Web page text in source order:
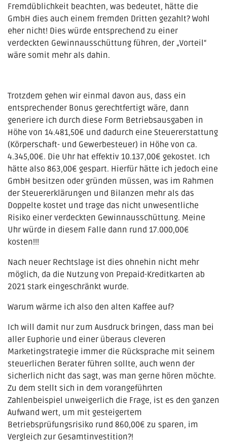
Fremdüblichkeit beachten, was bedeutet, hätte die
GmbH dies auch einem fremden Dritten gezahlt? Wohl
eher nicht! Dies würde entsprechend zu einer
verdeckten Gewinnausschüttung führen, der „Vorteil“
wäre somit mehr als dahin.
Trotzdem gehen wir einmal davon aus, dass ein
entsprechender Bonus gerechtfertigt wäre, dann
generiere ich durch diese Form Betriebsausgaben in
Höhe von 14.481,50€ und dadurch eine Steuererstattung
(Körperschaft- und Gewerbesteuer) in Höhe von ca.
4.345,00€. Die Uhr hat effektiv 10.137,00€ gekostet. Ich
hätte also 863,00€ gespart. Hierfür hätte ich jedoch eine
GmbH besitzen oder gründen müssen, was im Rahmen
der Steuererklärungen und Bilanzen mehr als das
Doppelte kostet und trage das nicht unwesentliche
Risiko einer verdeckten Gewinnausschüttung. Meine
Uhr würde in diesem Falle dann rund 17.000,00€
kosten!!!
Nach neuer Rechtslage ist dies ohnehin nicht mehr
möglich, da die Nutzung von Prepaid-Kreditkarten ab
2021 stark eingeschränkt wurde.
Warum wärme ich also den alten Kaffee auf?
Ich will damit nur zum Ausdruck bringen, dass man bei
aller Euphorie und einer überaus cleveren
Marketingstrategie immer die Rücksprache mit seinem
steuerlichen Berater führen sollte, auch wenn der
sicherlich nicht das sagt, was man gerne hören möchte.
Zu dem stellt sich in dem vorangeführten
Zahlenbeispiel unweigerlich die Frage, ist es den ganzen
Aufwand wert, um mit gesteigertem
Betriebsprüfungsrisiko rund 860,00€ zu sparen, im
Vergleich zur Gesamtinvestition?!